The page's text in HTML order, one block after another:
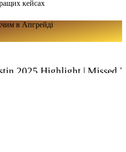
кейсах
в Апгрейді
2025 Highlight | Missed